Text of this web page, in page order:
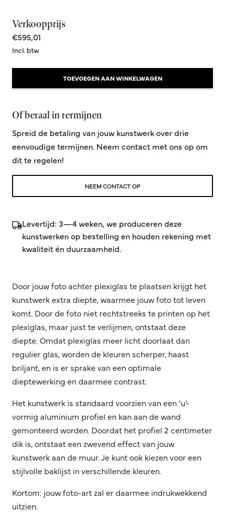
Verkoopprijs
€595,01
Incl. btw
TOEVOEGEN AAN WINKELWAGEN
Of betaal in termijnen
Spreid de betaling van jouw kunstwerk over drie
eenvoudige termijnen. Neem contact met ons op om
dit te regelen!
NEEM CONTACT OP
Levertijd: 3—4 weken, we produceren deze
kunstwerken op bestelling en houden rekening met
kwaliteit én duurzaamheid.
Door jouw foto achter plexiglas te plaatsen krijgt het
kunstwerk extra diepte, waarmee jouw foto tot leven
komt. Door de foto niet rechtstreeks te printen op het
plexiglas, maar juist te verlijmen, ontstaat deze
diepte. Omdat plexiglas meer licht doorlaat dan
regulier glas, worden de kleuren scherper, haast
briljant, en is er sprake van een optimale
dieptewerking en daarmee contrast.
Het kunstwerk is standaard voorzien van een ‘u’-
vormig aluminium profiel en kan aan de wand
gemonteerd worden. Doordat het profiel 2 centimeter
dik is, ontstaat een zwevend effect van jouw
kunstwerk aan de muur. Je kunt ook kiezen voor een
stijlvolle baklijst in verschillende kleuren.
Kortom: jouw foto-art zal er daarmee indrukwekkend
uitzien.